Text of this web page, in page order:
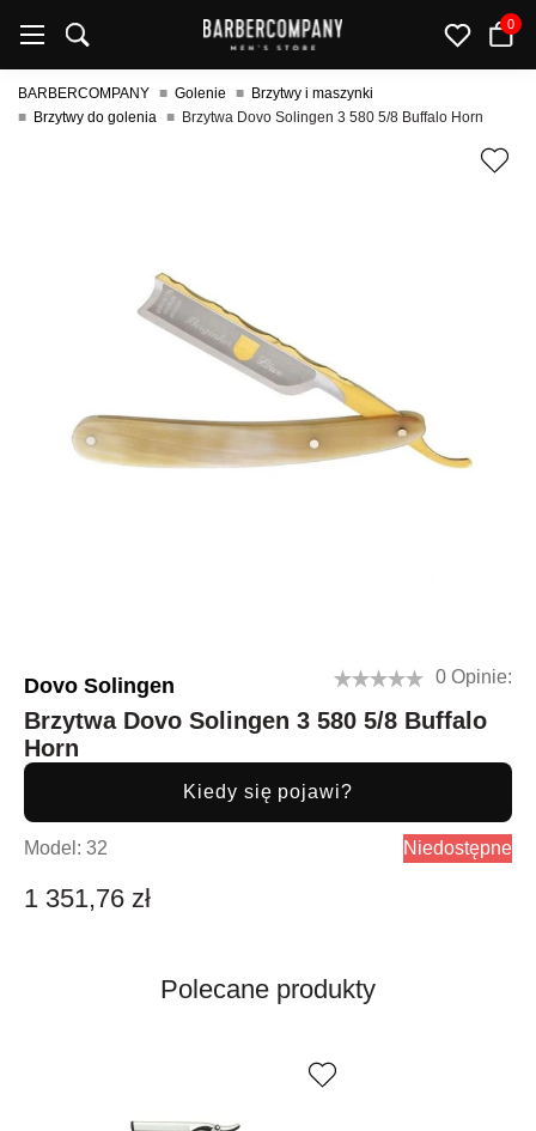
0
BARBERCOMPANY Golenie
Brzytwy i maszynki
Brzytwy do golenia
Brzytwa Dovo Solingen 3 580 5/8 Buffalo Horn
Dovo Solingen 0 Opinie:
Brzytwa Dovo Solingen 3 580 5/8 Buffalo
Horn
Niedostępne
Model: 32
1 351,76 zł
Kiedy się pojawi?
Polecane produkty